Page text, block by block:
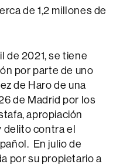
de 1,2 millones de
de 2021, se tiene
por parte de uno
de Haro de una
de Madrid por los
apropiación
delito contra el
En julio de
por su propietario a